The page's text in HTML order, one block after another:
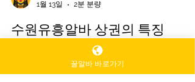
2분 분량
꿀알바 바로가기